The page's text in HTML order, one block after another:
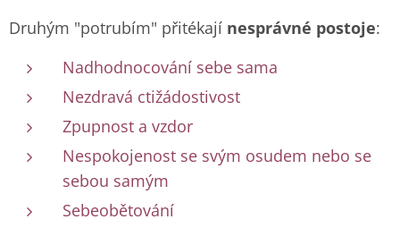
Druhým "potrubím" přitékají nesprávné postoje:
Nadhodnocování sebe sama
Nezdravá ctižádostivost
Zpupnost a vzdor
Nespokojenost se svým osudem nebo se
sebou samým
Sebeobětování